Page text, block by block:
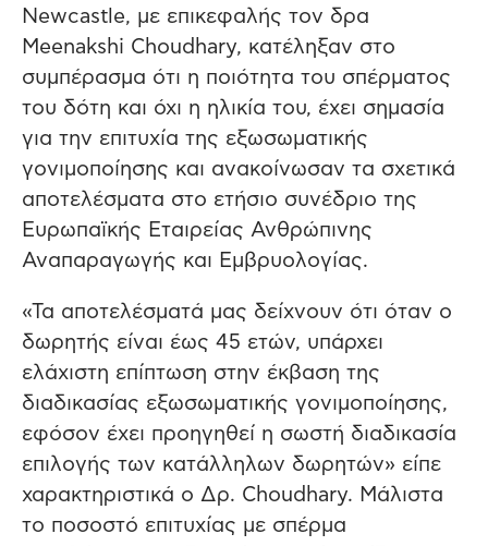
Newcastle, με επικεφαλής τον δρα
Meenakshi Choudhary, κατέληξαν στο
συμπέρασμα ότι η ποιότητα του σπέρματος
του δότη και όχι η ηλικία του, έχει σημασία
για την επιτυχία της εξωσωματικής
γονιμοποίησης και ανακοίνωσαν τα σχετικά
αποτελέσματα στο ετήσιο συνέδριο της
Ευρωπαϊκής Εταιρείας Ανθρώπινης
Αναπαραγωγής και Εμβρυολογίας.
«Τα αποτελέσματά μας δείχνουν ότι όταν ο
δωρητής είναι έως 45 ετών, υπάρχει
ελάχιστη επίπτωση στην έκβαση της
διαδικασίας εξωσωματικής γονιμοποίησης,
εφόσον έχει προηγηθεί η σωστή διαδικασία
επιλογής των κατάλληλων δωρητών» είπε
χαρακτηριστικά ο Δρ. Choudhary. Μάλιστα
το ποσοστό επιτυχίας με σπέρμα